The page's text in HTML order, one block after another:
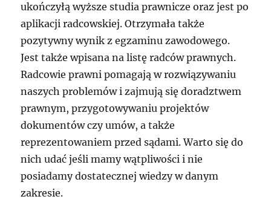
ukończyłą wyższe studia prawnicze oraz jest po
aplikacji radcowskiej. Otrzymała także
pozytywny wynik z egzaminu zawodowego.
Jest także wpisana na listę radców prawnych.
Radcowie prawni pomagają w rozwiązywaniu
naszych problemów i zajmują się doradztwem
prawnym, przygotowywaniu projektów
dokumentów czy umów, a także
reprezentowaniem przed sądami. Warto się do
nich udać jeśli mamy wątpliwości i nie
posiadamy dostatecznej wiedzy w danym
zakresie.